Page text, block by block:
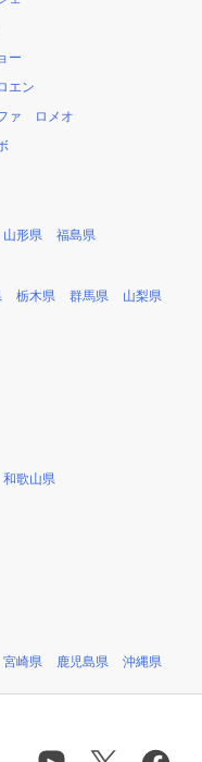
ー
エン
ァ ロメオ
山形県 福島県
栃木県 群馬県 山梨県
和歌山県
宮崎県 鹿児島県 沖縄県